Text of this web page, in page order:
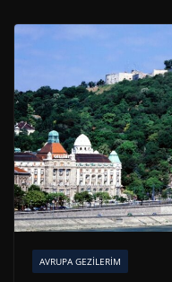
AVRUPA GEZİLERİM